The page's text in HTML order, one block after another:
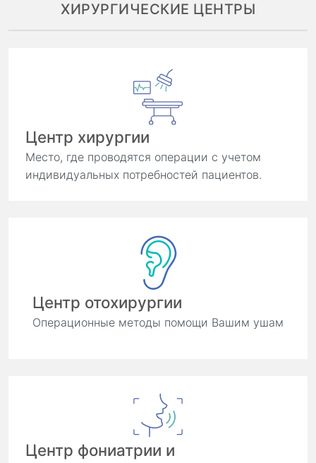
ХИРУРГИЧЕСКИЕ ЦЕНТРЫ
Центр хирургии
Место, где проводятся операции с учетом
индивидуальных потребностей пациентов.
Центр отохирургии
Операционные методы помощи Вашим ушам
Центр фониатрии и